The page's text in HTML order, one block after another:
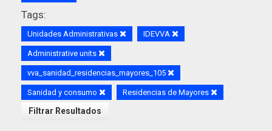
Tags:
Unidades Administrativas IDEVVA
Administrative units
vva_sanidad_residencias_mayores_105
Sanidad y consumo Residencias de Mayores
Filtrar Resultados